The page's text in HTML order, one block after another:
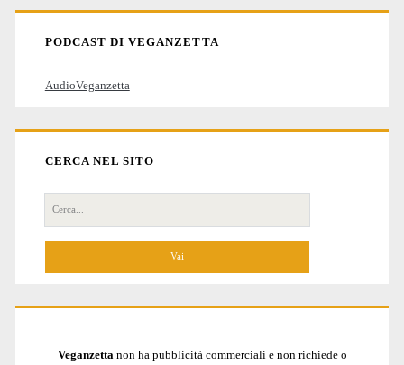
PODCAST DI VEGANZETTA
AudioVeganzetta
CERCA NEL SITO
Cerca
per:
Veganzetta non ha pubblicità commerciali e non richiede o